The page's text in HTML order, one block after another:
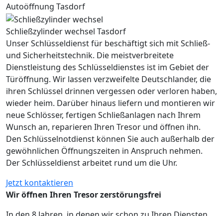
Autoöffnung Tasdorf
Schließzylinder wechsel Tasdorf
Unser Schlüsseldienst für beschäftigt sich mit Schließ-
und Sicherheitstechnik. Die meistverbreitete
Dienstleistung des Schlüsseldienstes ist im Gebiet der
Türöffnung. Wir lassen verzweifelte Deutschlander, die
ihren Schlüssel drinnen vergessen oder verloren haben,
wieder heim. Darüber hinaus liefern und montieren wir
neue Schlösser, fertigen Schließanlagen nach Ihrem
Wunsch an, reparieren Ihren Tresor und öffnen ihn.
Den Schlüsselnotdienst können Sie auch außerhalb der
gewöhnlichen Öffnungszeiten in Anspruch nehmen.
Der Schlüsseldienst arbeitet rund um die Uhr.
Jetzt kontaktieren
Wir öffnen Ihren Tresor zerstörungsfrei